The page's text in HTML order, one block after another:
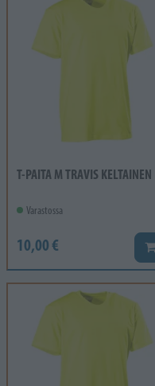
T-PAITA M TRAVIS KELTAINEN
Varastossa
10,00 €